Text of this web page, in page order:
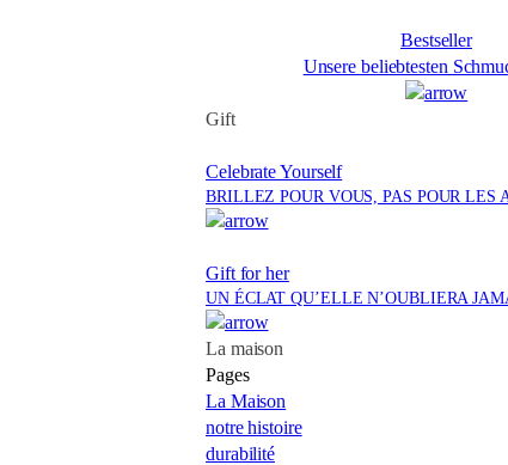
Bestseller
Unsere beliebtesten
Gift
Celebrate Yourself
BRILLEZ POUR VOUS, PAS POUR LES
Gift for her
UN ÉCLAT QU’ELLE N’OUBLIERA
La maison
Pages
La Maison
notre histoire
durabilité